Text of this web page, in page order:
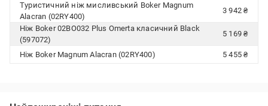
Туристичний ніж мисливський Boker Magnum
Alacran (02RY400)
3 942 ₴
Ніж Boker 02BO032 Plus Omerta класичний Black
(597072)
5 169 ₴
Ніж Boker Magnum Alacran (02RY400) 5 455 ₴